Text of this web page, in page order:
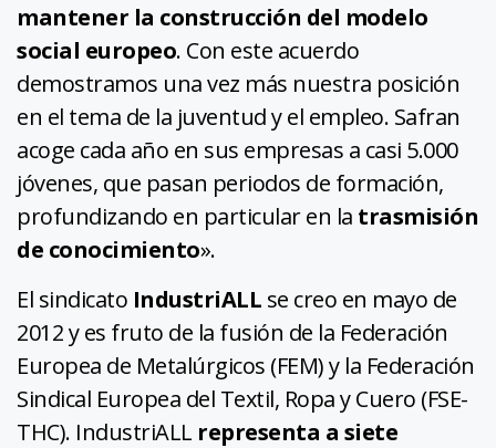
mantener la construcción del modelo
social europeo. Con este acuerdo
demostramos una vez más nuestra posición
en el tema de la juventud y el empleo. Safran
acoge cada año en sus empresas a casi 5.000
jóvenes, que pasan periodos de formación,
profundizando en particular en la trasmisión
de conocimiento».
El sindicato IndustriALL se creo en mayo de
2012 y es fruto de la fusión de la Federación
Europea de Metalúrgicos (FEM) y la Federación
Sindical Europea del Textil, Ropa y Cuero (FSE-
THC). IndustriALL representa a siete